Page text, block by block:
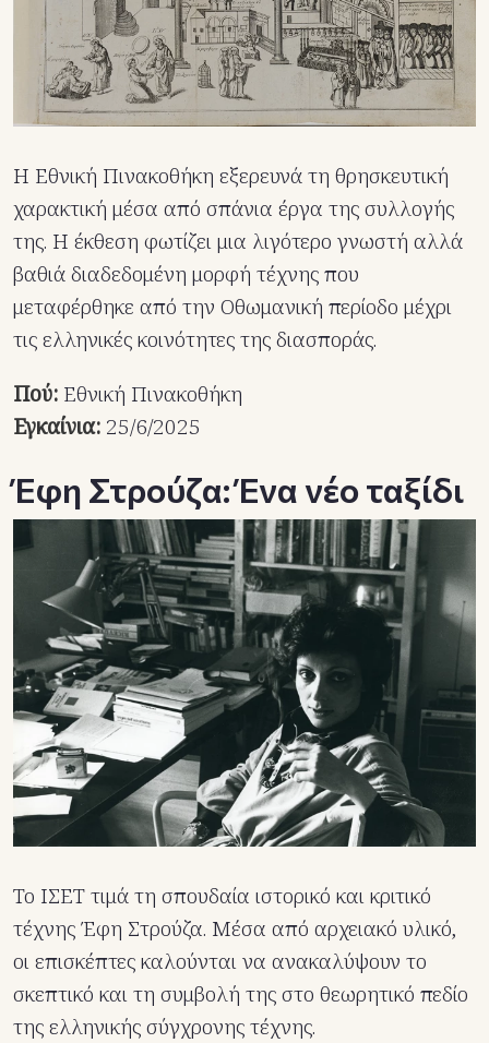
Η Εθνική Πινακοθήκη εξερευνά τη θρησκευτική
χαρακτική μέσα από σπάνια έργα της συλλογής
της. Η έκθεση φωτίζει μια λιγότερο γνωστή αλλά
βαθιά διαδεδομένη μορφή τέχνης που
μεταφέρθηκε από την Οθωμανική περίοδο μέχρι
τις ελληνικές κοινότητες της διασποράς.
Πού: Εθνική Πινακοθήκη
Εγκαίνια: 25/6/2025
Έφη Στρούζα: Ένα νέο ταξίδι
Το ΙΣΕΤ τιμά τη σπουδαία ιστορικό και κριτικό
τέχνης Έφη Στρούζα. Μέσα από αρχειακό υλικό,
οι επισκέπτες καλούνται να ανακαλύψουν το
σκεπτικό και τη συμβολή της στο θεωρητικό πεδίο
της ελληνικής σύγχρονης τέχνης.